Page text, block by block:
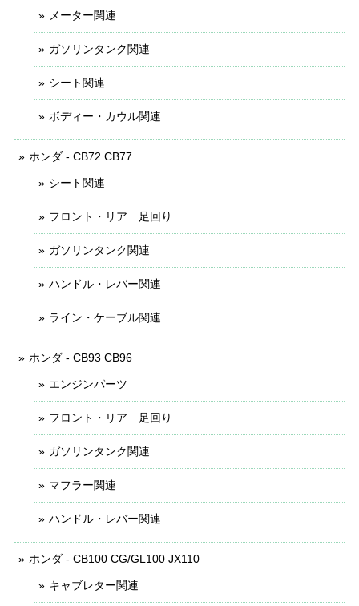
メーター関連
ガソリンタンク関連
シート関連
ボディー・カウル関連
ホンダ - CB72 CB77
シート関連
フロント・リア 足回り
ガソリンタンク関連
ハンドル・レバー関連
ライン・ケーブル関連
ホンダ - CB93 CB96
エンジンパーツ
フロント・リア 足回り
ガソリンタンク関連
マフラー関連
ハンドル・レバー関連
ホンダ - CB100 CG/GL100 JX110
キャブレター関連